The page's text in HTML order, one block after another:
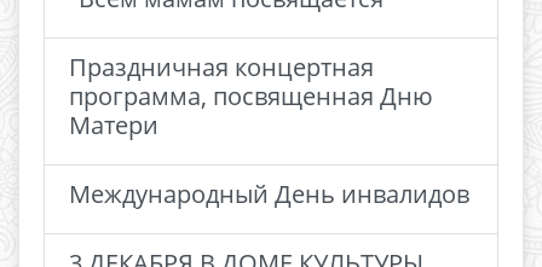
Праздничная концертная
программа, посвященная Дню
Матери
Международный День инвалидов